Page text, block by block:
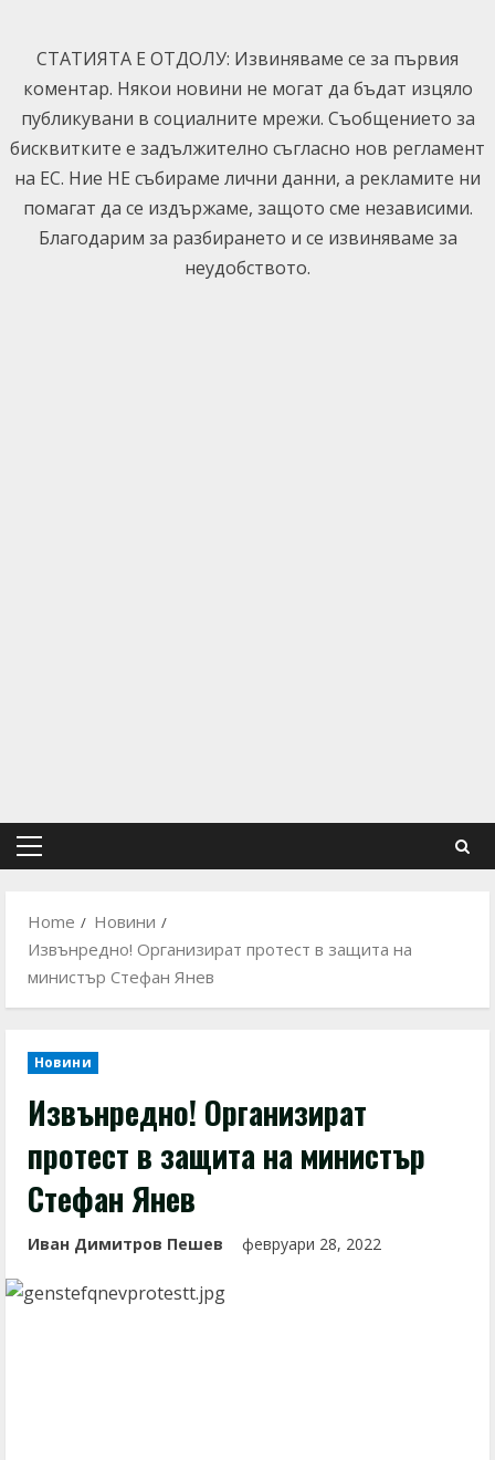
content
СТАТИЯТА Е ОТДОЛУ: Извиняваме се за първия
коментар. Някои новини не могат да бъдат изцяло
публикувани в социалните мрежи. Съобщението за
бисквитките е задължително съгласно нов регламент
на ЕС. Ние НЕ събираме лични данни, а рекламите ни
помагат да се издържаме, защото сме независими.
Благодарим за разбирането и се извиняваме за
неудобството.
Primary
Home
Новини
Извънредно! Организират протест в защита на
министър Стефан Янев
Новини
Извънредно! Организират
протест в защита на министър
Стефан Янев
Иван Димитров Пешев февруари 28, 2022